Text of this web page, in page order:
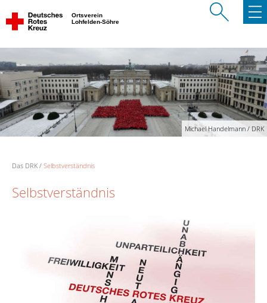
Ortsverein
Lohfelden-Söhre
Michael Handelmann / DRK
Das DRK Selbstverständnis
Selbstverständnis